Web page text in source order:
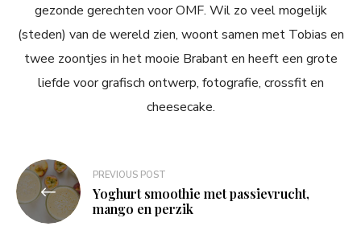
gezonde gerechten voor OMF. Wil zo veel mogelijk
(steden) van de wereld zien, woont samen met Tobias en
twee zoontjes in het mooie Brabant en heeft een grote
liefde voor grafisch ontwerp, fotografie, crossfit en
cheesecake.
Bericht
navigatie
PREVIOUS POST
Yoghurt smoothie met passievrucht,
mango en perzik